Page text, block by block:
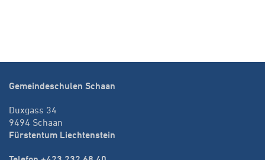
Gemeindeschulen Schaan
Duxgass 34
9494 Schaan
Fürstentum Liechtenstein